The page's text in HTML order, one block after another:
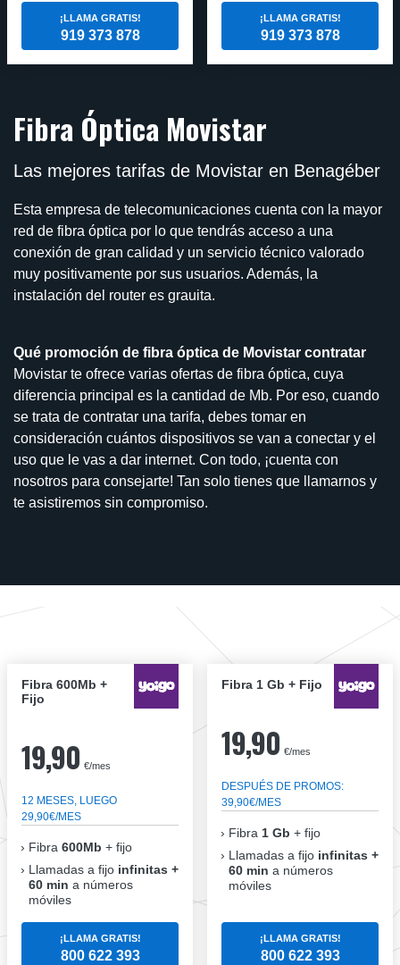
¡LLAMA GRATIS!
919 373 878
¡LLAMA GRATIS!
919 373 878
Fibra Óptica Movistar
Las mejores tarifas de Movistar en Benagéber
Esta empresa de telecomunicaciones cuenta con la mayor
red de fibra óptica por lo que tendrás acceso a una
conexión de gran calidad y un servicio técnico valorado
muy positivamente por sus usuarios. Además, la
instalación del router es grauita.
Qué promoción de fibra óptica de Movistar contratar
Movistar te ofrece varias ofertas de fibra óptica, cuya
diferencia principal es la cantidad de Mb. Por eso, cuando
se trata de contratar una tarifa, debes tomar en
consideración cuántos dispositivos se van a conectar y el
uso que le vas a dar internet. Con todo, ¡cuenta con
nosotros para consejarte! Tan solo tienes que llamarnos y
te asistiremos sin compromiso.
Fibra 600Mb +
Fijo
19,90 €/mes
12 MESES, LUEGO
29,90€/MES
Fibra 600Mb + fijo
Llamadas a fijo infinitas +
60 min a números
móviles
¡LLAMA GRATIS!
800 622 393
Fibra 1 Gb + Fijo
19,90 €/mes
DESPUÉS DE PROMOS:
39,90€/MES
Fibra 1 Gb + fijo
Llamadas a fijo infinitas +
60 min a números
móviles
¡LLAMA GRATIS!
800 622 393